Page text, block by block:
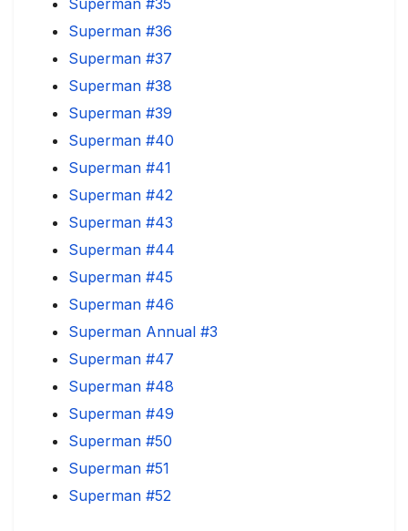
Superman #36
Superman #37
Superman #38
Superman #39
Superman #40
Superman #41
Superman #42
Superman #43
Superman #44
Superman #45
Superman #46
Superman Annual #3
Superman #47
Superman #48
Superman #49
Superman #50
Superman #51
Superman #52